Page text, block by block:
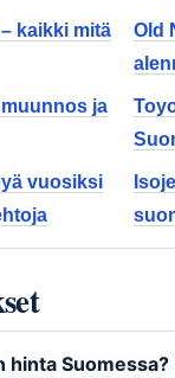
kaikki mitä
Old
ja
vuosiksi
hinta Suomessa?